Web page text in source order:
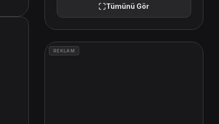
Tümünü Gör
REKLAM